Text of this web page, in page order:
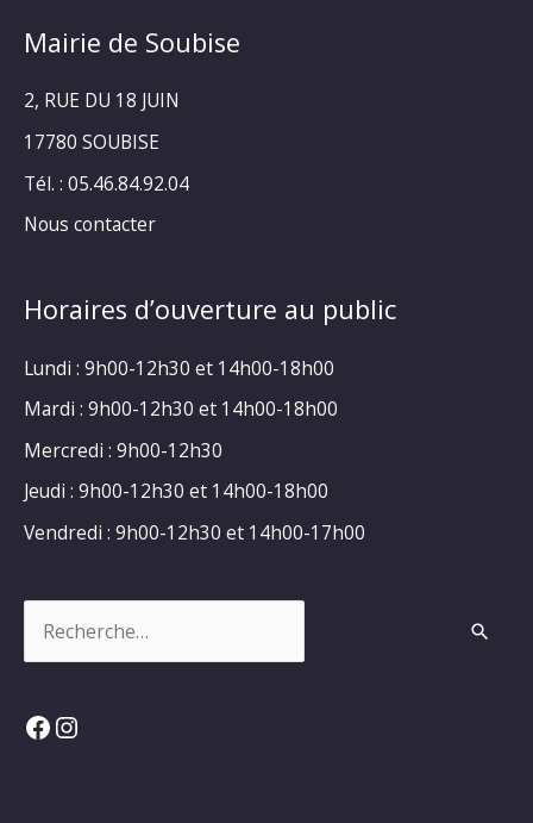
Mairie de Soubise
2, RUE DU 18 JUIN
17780 SOUBISE
Tél. : 05.46.84.92.04
Nous contacter
Horaires d’ouverture au public
Lundi : 9h00-12h30 et 14h00-18h00
Mardi : 9h00-12h30 et 14h00-18h00
Mercredi : 9h00-12h30
Jeudi : 9h00-12h30 et 14h00-18h00
Vendredi : 9h00-12h30 et 14h00-17h00
Facebook
Instagram